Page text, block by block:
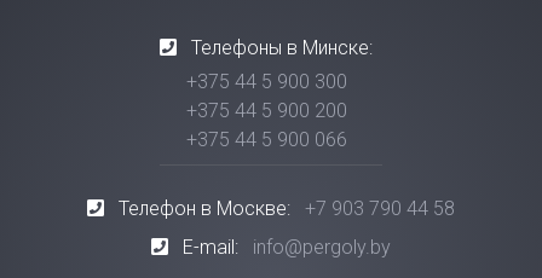
Телефоны в Минске:
+375 44 5 900 300
+375 44 5 900 200
+375 44 5 900 066
Телефон в Москве:
+7 903 790 44 58
E-mail:
info@pergoly.by